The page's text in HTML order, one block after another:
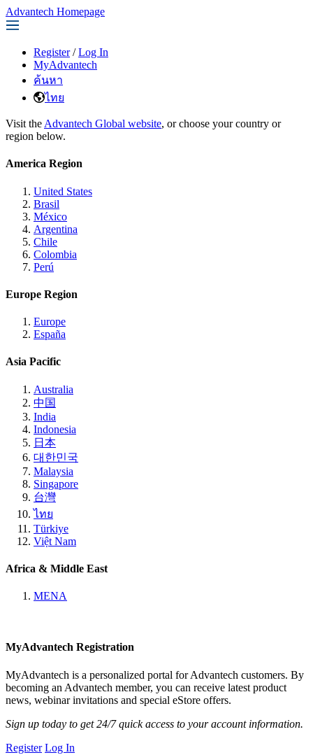
Advantech Homepage
Register / Log In
MyAdvantech
ค้นหา
ไทย
Visit the Advantech Global website, or choose your country or
region below.
America Region
United States
Brasil
México
Argentina
Chile
Colombia
Perú
Europe Region
Europe
España
Asia Pacific
Australia
中国
India
Indonesia
日本
대한민국
Malaysia
Singapore
台灣
ไทย
Türkiye
Việt Nam
Africa & Middle East
MENA
MyAdvantech Registration
MyAdvantech is a personalized portal for Advantech customers. By
becoming an Advantech member, you can receive latest product
news, webinar invitations and special eStore offers.
Sign up today to get 24/7 quick access to your account information.
Register Log In